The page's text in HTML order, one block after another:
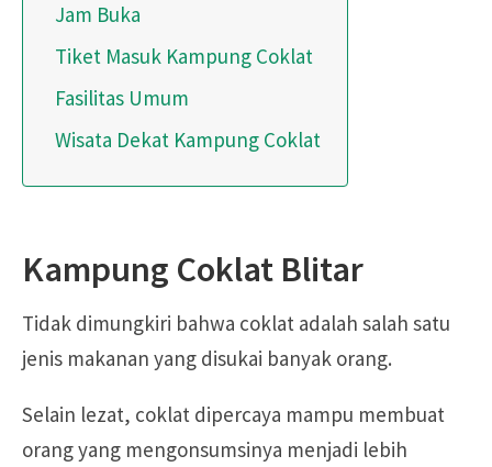
Jam Buka
Tiket Masuk Kampung Coklat
Fasilitas Umum
Wisata Dekat Kampung Coklat
Kampung Coklat Blitar
Tidak dimungkiri bahwa coklat adalah salah satu
jenis makanan yang disukai banyak orang.
Selain lezat, coklat dipercaya mampu membuat
orang yang mengonsumsinya menjadi lebih